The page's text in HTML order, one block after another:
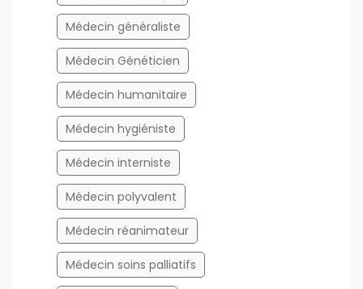
Médecin généraliste
Médecin Généticien
Médecin humanitaire
Médecin hygiéniste
Médecin interniste
Médecin polyvalent
Médecin réanimateur
Médecin soins palliatifs